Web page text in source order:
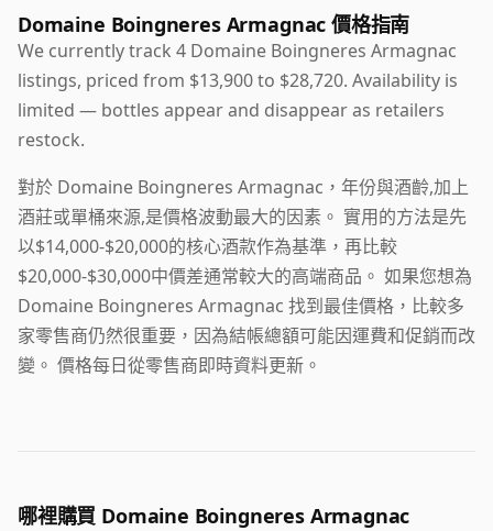
Domaine Boingneres Armagnac 價格指南
We currently track 4 Domaine Boingneres Armagnac
listings, priced from $13,900 to $28,720. Availability is
limited — bottles appear and disappear as retailers
restock.
對於 Domaine Boingneres Armagnac，年份與酒齡,加上
酒莊或單桶來源,是價格波動最大的因素。 實用的方法是先
以$14,000-$20,000的核心酒款作為基準，再比較
$20,000-$30,000中價差通常較大的高端商品。 如果您想為
Domaine Boingneres Armagnac 找到最佳價格，比較多
家零售商仍然很重要，因為結帳總額可能因運費和促銷而改
變。 價格每日從零售商即時資料更新。
哪裡購買 Domaine Boingneres Armagnac